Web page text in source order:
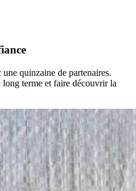
quinzaine de partenaires.
terme et faire découvrir la